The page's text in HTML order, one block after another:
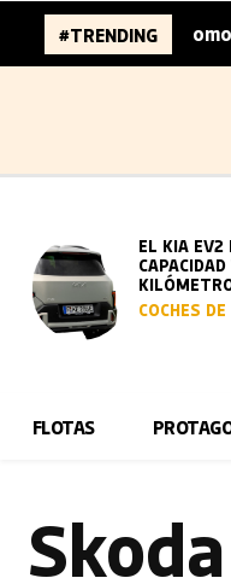
#TRENDING
la automoción europea
EL KIA EV2
COCHES
FLOTAS